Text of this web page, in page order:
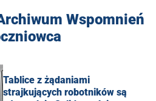
Wspomnień
Tablice z żądaniami
strajkujących robotników są